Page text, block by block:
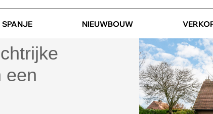
SPANJE NIEUWBOUW
een